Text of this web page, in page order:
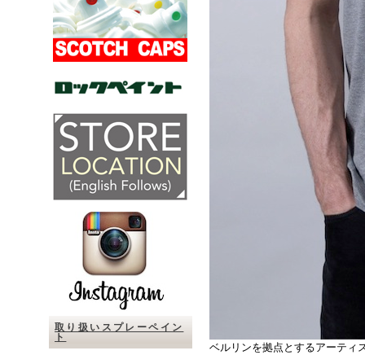
取り扱いスプレーペイン
ト
ベルリンを拠点とするアーティ